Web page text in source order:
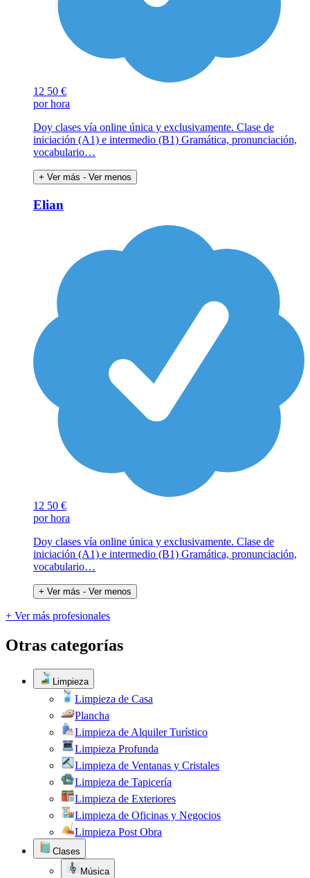
12 50 €
por hora
Doy clases vía online única y exclusivamente. Clase de
iniciación (A1) e intermedio (B1) Gramática, pronunciación,
vocabulario…
+ Ver más - Ver menos
Elian
12 50 €
por hora
Doy clases vía online única y exclusivamente. Clase de
iniciación (A1) e intermedio (B1) Gramática, pronunciación,
vocabulario…
+ Ver más - Ver menos
+ Ver más profesionales
Otras categorías
Limpieza
Limpieza de Casa
Plancha
Limpieza de Alquiler Turístico
Limpieza Profunda
Limpieza de Ventanas y Cristales
Limpieza de Tapicería
Limpieza de Exteriores
Limpieza de Oficinas y Negocios
Limpieza Post Obra
Clases
Música